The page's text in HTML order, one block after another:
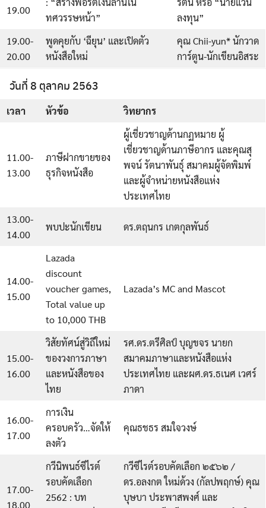
19.00
ทศวรรษหน้า”
ลงทุน”
19.00-
20.00
พูดคุยกับ ‘ฉียุน’ และเปิดตัว
หนังสือใหม่
คุณ Chii-yun* นักวาด
การ์ตูน-นักเขียนอิสระ
วันที่ 8 ตุลาคม 2563
เวลา หัวข้อ วิทยากร
11.00-
13.00
ภาษีฝากขายของ
ธุรกิจหนังสือ
ผู้เชี่ยวชาญด้านกฏหมาย ผู้
เชี่ยวชาญด้านภาษีอากร และคุณสุ
พจน์ รัตนาพันธุ์ สมาคมผู้จัดพิมพ์
และผู้จำหน่ายหนังสือแห่ง
ประเทศไทย
13.00-
14.00
พบปะนักเขียน ดร.ตฤนกร เกตกุลพันธ์
14.00-
15.00
Lazada
discount
voucher games,
Total value up
to 10,000 THB
Lazada’s MC and Mascot
15.00-
16.00
วิสัยทัศน์สู่วิถีใหม่
ของวงการภาษา
และหนังสือของ
ไทย
รศ.ดร.ตรีศิลป์ บุญขจร นายก
สมาคมภาษาและหนังสือแห่ง
ประเทศไทย และผศ.ดร.ธเนศ เวศร์
ภาดา
16.00-
17.00
การเงิน
ครอบครัว…จัดให้
ลงตัว
คุณธชธร สมใจวงษ์
17.00-
18.00
กวีนิพนธ์ซีไรต์
รอบคัดเลือก
2562 : บท
กวีซีไรต์รอบคัดเลือก ๒๕๖๒ /
ดร.อลงกต ใหม่ด้วง (กัลปพฤกษ์) คุณ
บุษบา ประพาสพงศ์ และ